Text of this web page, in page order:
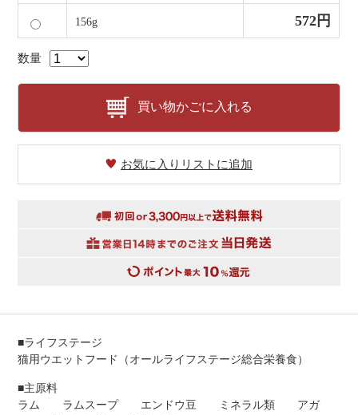
156g 572円
数量
買い物かごに入れる
お気に入りリストに追加
■ライフステージ
猫用ウエットフード（オールライフステージ総合栄養食）
■主原料
ラム ラムスープ エンドウ豆 ミネラル類 アガ